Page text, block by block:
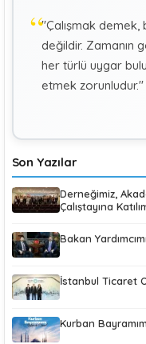
K KÜBRA KOÇ
Uluslararası
Güvenlik
"Çalışmak
değildir. Zamanın
her türlü uygar
etmek zorunludur."
Son Yazılar
Derneğimiz,
Çalıştayına
Bakan
İstanbul Ticaret
Kurban